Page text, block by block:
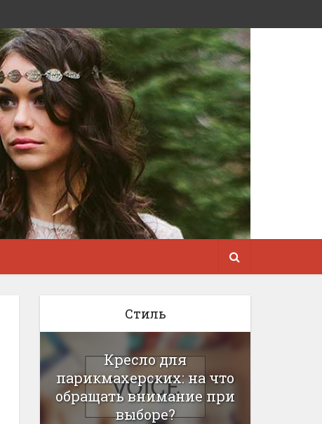
Стиль
Кресло для
парикмахерских: на что
обращать внимание при
выборе?